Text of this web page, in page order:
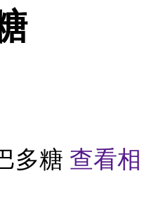
多糖 查看相